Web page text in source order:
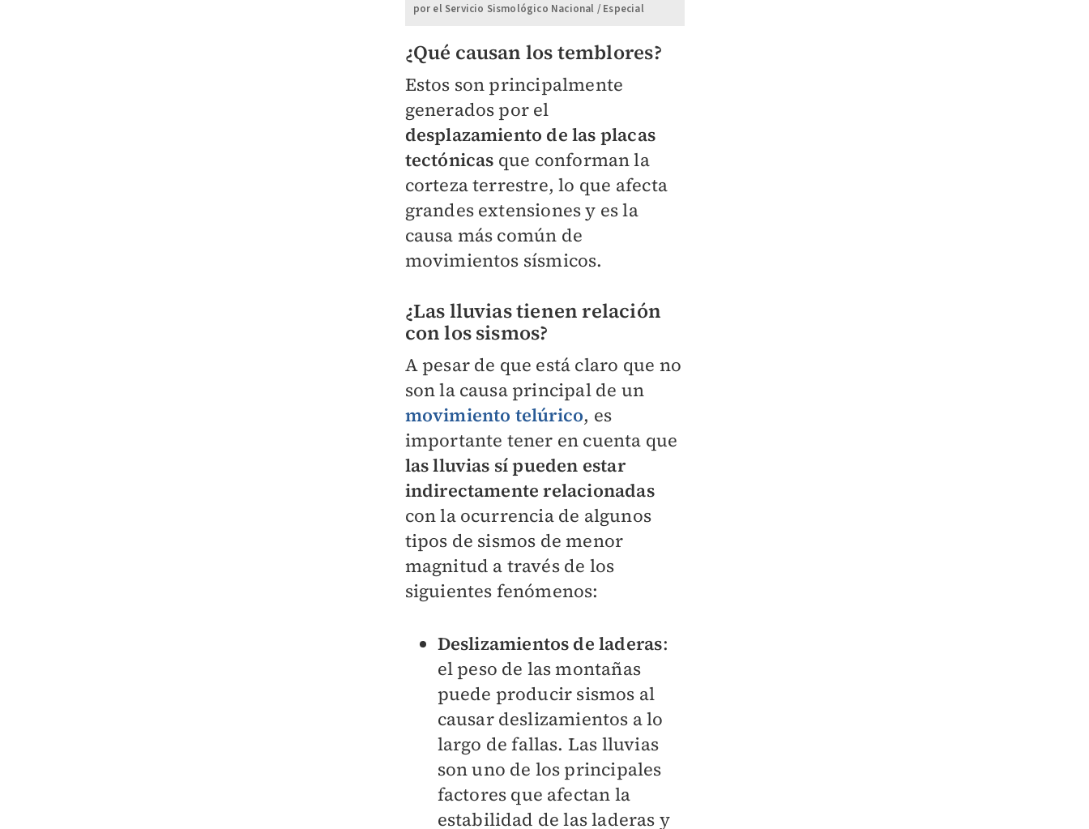
por el Servicio Sismológico Nacional / Especial
¿Qué causan los temblores?
Estos son principalmente
generados por el
desplazamiento de las placas
tectónicas que conforman la
corteza terrestre, lo que afecta
grandes extensiones y es la
causa más común de
movimientos sísmicos.
¿Las lluvias tienen relación
con los sismos?
A pesar de que está claro que no
son la causa principal de un
movimiento telúrico, es
importante tener en cuenta que
las lluvias sí pueden estar
indirectamente relacionadas
con la ocurrencia de algunos
tipos de sismos de menor
magnitud a través de los
siguientes fenómenos:
Deslizamientos de laderas:
el peso de las montañas
puede producir sismos al
causar deslizamientos a lo
largo de fallas. Las lluvias
son uno de los principales
factores que afectan la
estabilidad de las laderas y